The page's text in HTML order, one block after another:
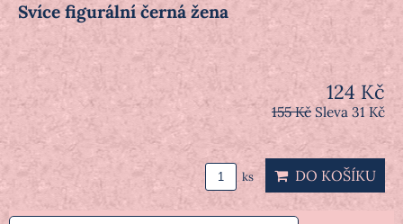
Svíce figurální černá žena
124 Kč
155 Kč Sleva 31 Kč
ks DO KOŠÍKU